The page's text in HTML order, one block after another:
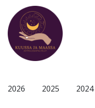
2026 2025 2024